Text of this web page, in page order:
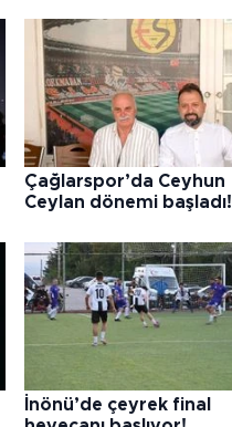
Çağlarspor’da Ceyhun
Ceylan dönemi başladı!
İnönü’de çeyrek final